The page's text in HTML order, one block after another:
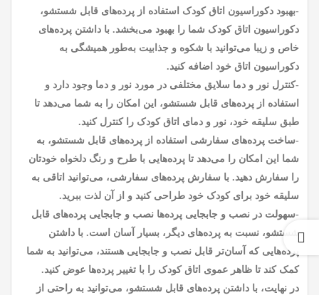
-بهبود دکوراسیون اتاق کودک استفاده از پرده‌های قابل شستشو،
دکوراسیون اتاق کودک شما را بهبود می‌بخشد. با داشتن پرده‌های
خاص و زیبا می‌توانید با شکوه و جذابیت به‌طور همیشگی به
دکوراسیون اتاق خود اضافه کنید.
-کنترل نور و دما سلایق مختلفی در مورد نور و دما وجود دارد و
استفاده از پرده‌های قابل شستشو، این امکان را به شما می‌دهد تا
طبق سلیقه خود، نور و دمای اتاق کودک را کنترل کنید.
-ساخت پرده‌های سفارشی استفاده از پرده‌های قابل شستشو، به
شما این امکان را می‌دهد تا پرده‌هایی با طرح و رنگ دلخواه خودتان
را سفارش دهید. با سفارش پرده‌های سفارشی، می‌توانید اتاقی به
سلیقه خود برای کودک خود طراحی کنید و از آن لذت ببرید.
-سهولت در نصب و جابجایی پرده‌ها نصب و جابجایی پرده‌های قابل
شستشو، نسبت به پرده‌های دیگر، بسیار آسان است. با داشتن
پرده‌هایی که آسان‌تر قابل نصب و جابجایی هستند، می‌توانید به شما
کمک کند تا ظاهر عموی اتاق کودک را با تغییر پرده‌ها عوض کنید.
در نهایت، با داشتن پرده‌های قابل شستشو، می‌توانید به راحتی از